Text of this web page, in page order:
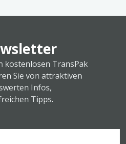
kostenlosen TransPak
Sie von attraktiven
Infos,
Tipps.